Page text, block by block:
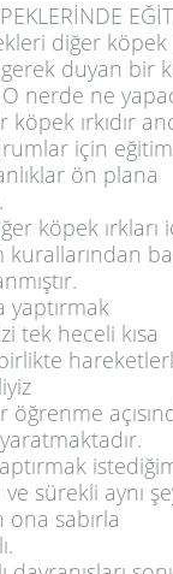
diğer köpek
duyan bir
O nerde ne
ırkıdır
için
ön plana
köpek ırkları
tek heceli kısa
sürekli aynı
ona sabırla